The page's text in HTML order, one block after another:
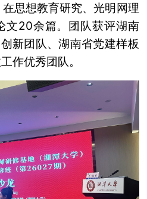
思想教育研究、光明网理
文20余篇。团队获评湖南
新团队、湖南省党建样板
作优秀团队。